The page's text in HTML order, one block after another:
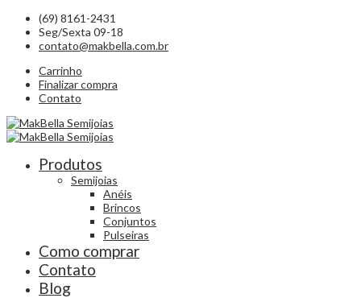
(69) 8161-2431
Seg/Sexta 09-18
contato@makbella.com.br
Carrinho
Finalizar compra
Contato
Produtos
Semijoias
Anéis
Brincos
Conjuntos
Pulseiras
Como comprar
Contato
Blog